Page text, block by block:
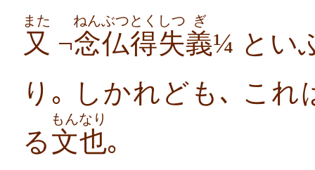
又
また
¬念仏
ねんぶつ
得失
とくしつ
義
ぎ
¼ とい
り｡ しかれども､ こ
る文
もん
也
なり
｡